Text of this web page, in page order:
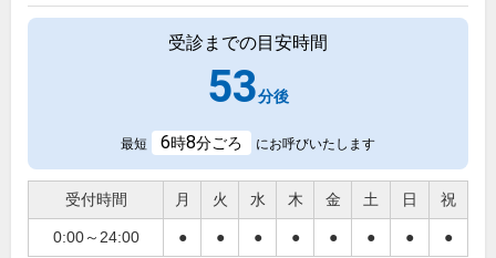
受診までの目安時間
53分後
最短 6時8分ごろ にお呼びいたします
受付時間 月 火 水 木 金 土 日 祝
0:00～24:00 ● ● ● ● ● ● ● ●